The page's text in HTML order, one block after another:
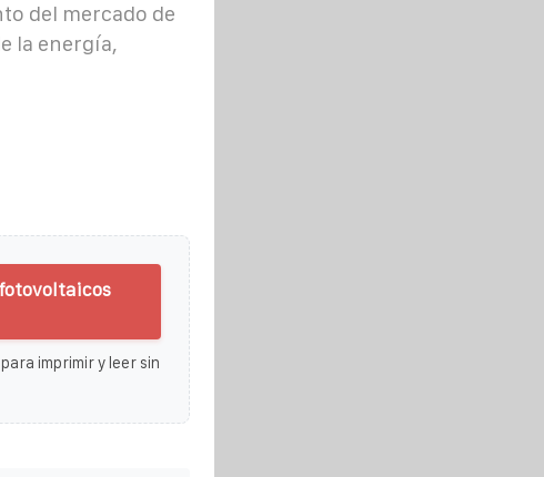
del mercado de
la energía,
imprimir y leer sin